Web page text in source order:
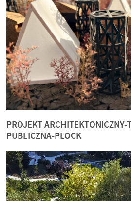
PROJEKT ARCHITEKTONICZNY-
PUBLICZNA-PLOCK